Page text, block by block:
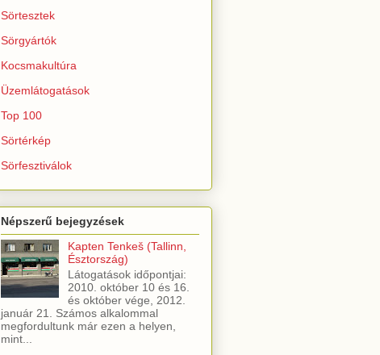
Sörtesztek
Sörgyártók
Kocsmakultúra
Üzemlátogatások
Top 100
Sörtérkép
Sörfesztiválok
Népszerű bejegyzések
Kapten Tenkeš (Tallinn,
Észtország)
Látogatások időpontjai:
2010. október 10 és 16.
és október vége, 2012.
január 21. Számos alkalommal
megfordultunk már ezen a helyen,
mint...